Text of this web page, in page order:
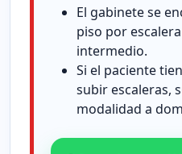
El gabinete se
piso por
intermedio.
Si el paciente
subir escaleras,
modalidad a